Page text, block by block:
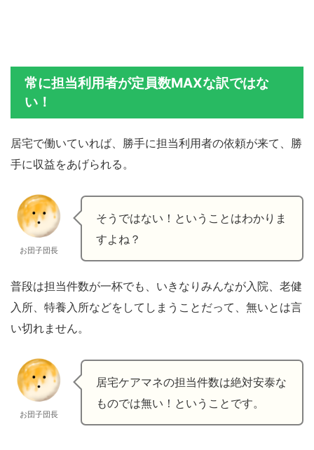
常に担当利用者が定員数MAXな訳ではな
い！
居宅で働いていれば、勝手に担当利用者の依頼が来て、勝
手に収益をあげられる。
お団子団長
そうではない！ということはわかりま
すよね？
普段は担当件数が一杯でも、いきなりみんなが入院、老健
入所、特養入所などをしてしまうことだって、無いとは言
い切れません。
お団子団長
居宅ケアマネの担当件数は絶対安泰な
ものでは無い！ということです。